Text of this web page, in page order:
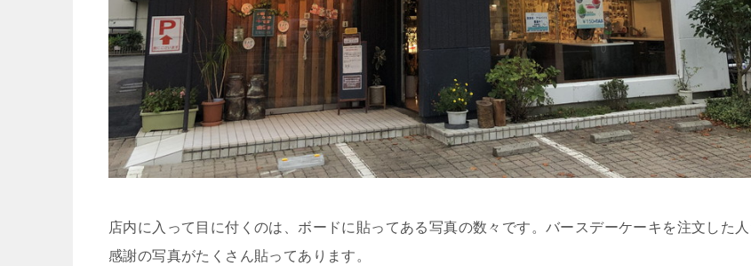
店内に入って目に付くのは、ボードに貼ってある写真の数々です。バースデーケーキを注文した
感謝の写真がたくさん貼ってあります。